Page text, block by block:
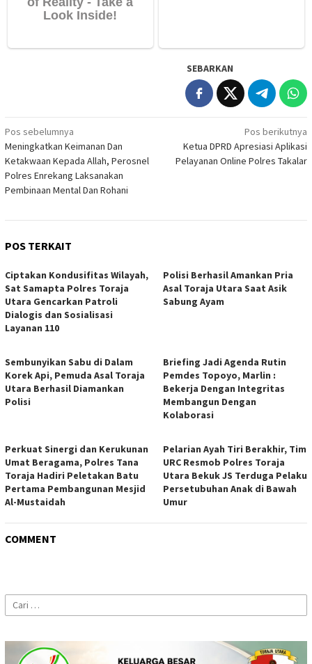
SEBARKAN
Navigasi
pos
Pos sebelumnya
Meningkatkan Keimanan Dan
Ketakwaan Kepada Allah, Perosnel
Polres Enrekang Laksanakan
Pembinaan Mental Dan Rohani
Pos berikutnya
Ketua DPRD Apresiasi Aplikasi
Pelayanan Online Polres Takalar
POS TERKAIT
Ciptakan Kondusifitas Wilayah,
Sat Samapta Polres Toraja
Utara Gencarkan Patroli
Dialogis dan Sosialisasi
Layanan 110
Polisi Berhasil Amankan Pria
Asal Toraja Utara Saat Asik
Sabung Ayam
Sembunyikan Sabu di Dalam
Korek Api, Pemuda Asal Toraja
Utara Berhasil Diamankan
Polisi
Briefing Jadi Agenda Rutin
Pemdes Topoyo, Marlin :
Bekerja Dengan Integritas
Membangun Dengan
Kolaborasi
Perkuat Sinergi dan Kerukunan
Umat Beragama, Polres Tana
Toraja Hadiri Peletakan Batu
Pertama Pembangunan Mesjid
Al-Mustaidah
Pelarian Ayah Tiri Berakhir, Tim
URC Resmob Polres Toraja
Utara Bekuk JS Terduga Pelaku
Persetubuhan Anak di Bawah
Umur
COMMENT
Cari
untuk: